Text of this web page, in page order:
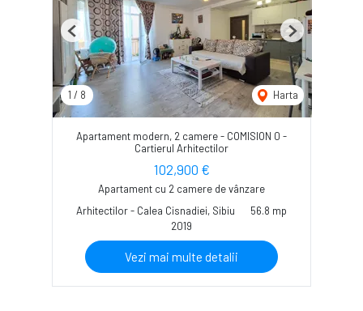
1 / 8 Harta
Previous Next
Apartament modern, 2 camere - COMISION 0 -
Cartierul Arhitectilor
102,900 €
Apartament cu 2 camere de vânzare
Arhitectilor - Calea Cisnadiei, Sibiu
56.8 mp
2019
Vezi mai multe detalii